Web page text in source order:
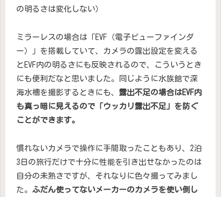
の明るさは変化しない）
ミラーレスの場合は「EVF（電子ビューファインダ
ー）」を搭載していて、カメラの露出設定を変える
とEVF内の明るさにも反映されるので、こういうとき
にも便利だなと思いました。同じように水族館で深
海水槽を撮影するときにも、 露出不足の場合はEVF内
も真っ暗に見えるので「ウッカリ露出不足」を防ぐ
ことができます。
慣れないカメラで操作に手間取ったこともあり、2泊
3日の旅行だけで十分に性能を引き出せなかったのは
自分の未熟さですが、それなりに色々撮ってみまし
た。 ふだん使ってないメーカーのカメラを使い倒し